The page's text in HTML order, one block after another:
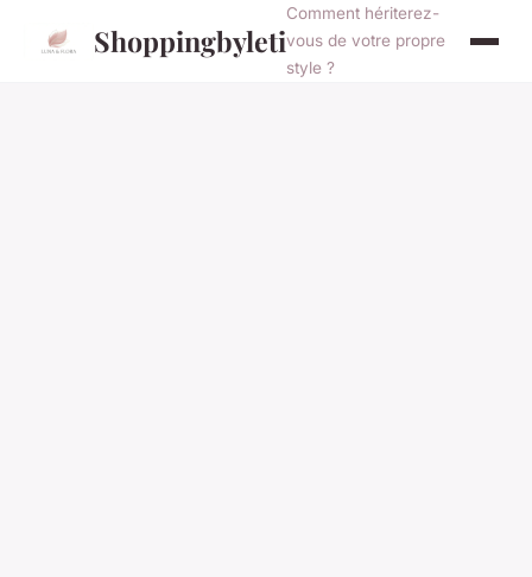
Shoppingbyleti
Comment hériterez-
vous de votre propre
style ?